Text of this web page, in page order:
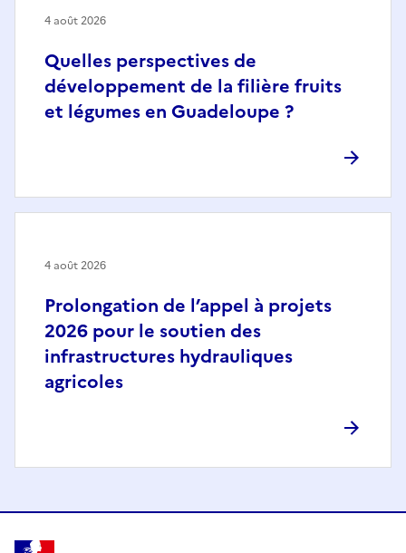
Quelles perspectives de
développement de la filière fruits
et légumes en Guadeloupe ?
4 août 2026
Prolongation de l’appel à projets
2026 pour le soutien des
infrastructures hydrauliques
agricoles
4 août 2026